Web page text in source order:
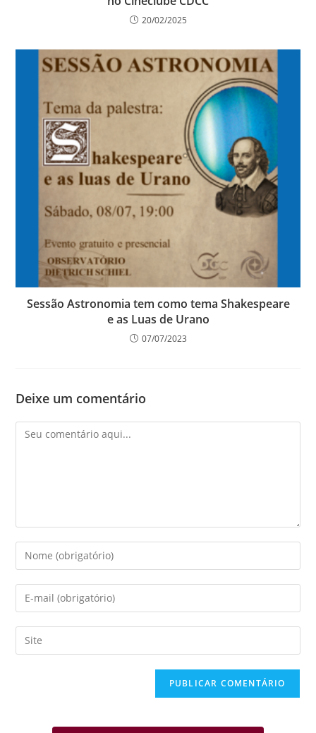
20/02/2025
Sessão Astronomia tem como tema Shakespeare
e as Luas de Urano
07/07/2023
Deixe um comentário